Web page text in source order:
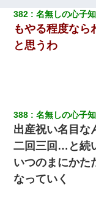
382 名無しの心子
もやる程度なら
と思うわ
388 名無しの心子
出産祝い名目な
二回三回…と続
いつのまにかた
なっていく